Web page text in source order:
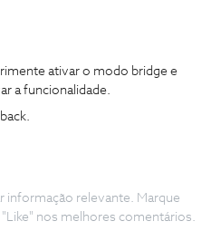
ativar o modo bridge e
a funcionalidade.
informação relevante. Marque
nos melhores comentários.